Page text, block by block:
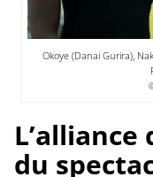
Okoye (Danai Gurira),
L’alliance
du